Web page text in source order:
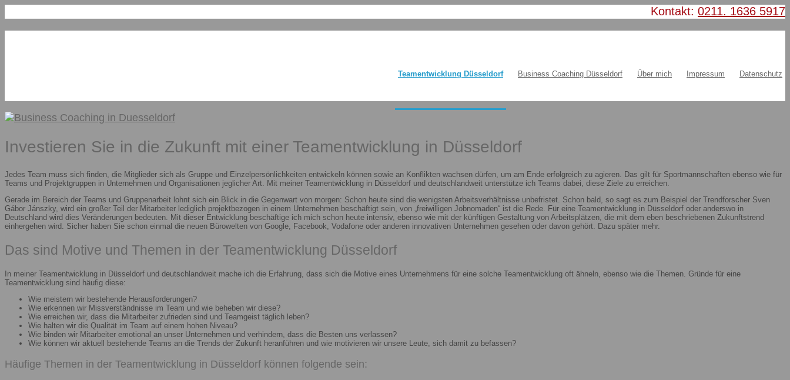
Kontakt: 0211. 1636 5917
Teamentwicklung Düsseldorf Business Coaching Düsseldorf Über mich Impressum Datenschutz
Investieren Sie in die Zukunft mit einer Teamentwicklung in Düsseldorf
Jedes Team muss sich finden, die Mitglieder sich als Gruppe und Einzelpersönlichkeiten entwickeln können sowie an Konflikten wachsen dürfen, um am Ende erfolgreich zu agieren. Das gilt für Sportmannschaften ebenso wie für
Teams und Projektgruppen in Unternehmen und Organisationen jeglicher Art. Mit meiner Teamentwicklung in Düsseldorf und deutschlandweit unterstütze ich Teams dabei, diese Ziele zu erreichen.
Gerade im Bereich der Teams und Gruppenarbeit lohnt sich ein Blick in die Gegenwart von morgen: Schon heute sind die wenigsten Arbeitsverhältnisse unbefristet. Schon bald, so sagt es zum Beispiel der Trendforscher Sven
Gábor Jánszky, wird ein großer Teil der Mitarbeiter lediglich projektbezogen in einem Unternehmen beschäftigt sein, von „freiwilligen Jobnomaden“ ist die Rede. Für eine Teamentwicklung in Düsseldorf oder anderswo in
Deutschland wird dies Veränderungen bedeuten. Mit dieser Entwicklung beschäftige ich mich schon heute intensiv, ebenso wie mit der künftigen Gestaltung von Arbeitsplätzen, die mit dem eben beschriebenen Zukunftstrend
einhergehen wird. Sicher haben Sie schon einmal die neuen Bürowelten von Google, Facebook, Vodafone oder anderen innovativen Unternehmen gesehen oder davon gehört. Dazu später mehr.
Das sind Motive und Themen in der Teamentwicklung Düsseldorf
In meiner Teamentwicklung in Düsseldorf und deutschlandweit mache ich die Erfahrung, dass sich die Motive eines Unternehmens für eine solche Teamentwicklung oft ähneln, ebenso wie die Themen. Gründe für eine
Teamentwicklung sind häufig diese:
Wie meistern wir bestehende Herausforderungen?
Wie erkennen wir Missverständnisse im Team und wie beheben wir diese?
Wie erreichen wir, dass die Mitarbeiter zufrieden sind und Teamgeist täglich leben?
Wie halten wir die Qualität im Team auf einem hohen Niveau?
Wie binden wir Mitarbeiter emotional an unser Unternehmen und verhindern, dass die Besten uns verlassen?
Wie können wir aktuell bestehende Teams an die Trends der Zukunft heranführen und wie motivieren wir unsere Leute, sich damit zu befassen?
Häufige Themen in der Teamentwicklung in Düsseldorf können folgende sein: